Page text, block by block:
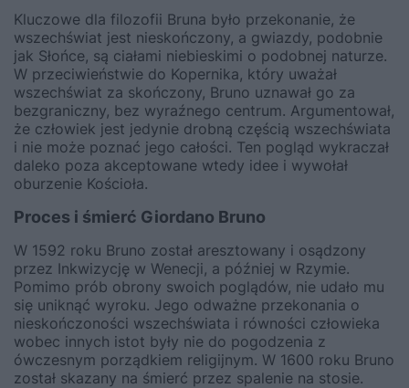
Kluczowe dla filozofii Bruna było przekonanie, że
wszechświat jest nieskończony, a gwiazdy, podobnie
jak Słońce, są ciałami niebieskimi o podobnej naturze.
W przeciwieństwie do Kopernika, który uważał
wszechświat za skończony, Bruno uznawał go za
bezgraniczny, bez wyraźnego centrum. Argumentował,
że człowiek jest jedynie drobną częścią wszechświata
i nie może poznać jego całości. Ten pogląd wykraczał
daleko poza akceptowane wtedy idee i wywołał
oburzenie Kościoła.
Proces i śmierć Giordano Bruno
W 1592 roku Bruno został aresztowany i osądzony
przez Inkwizycję w Wenecji, a później w Rzymie.
Pomimo prób obrony swoich poglądów, nie udało mu
się uniknąć wyroku. Jego odważne przekonania o
nieskończoności wszechświata i równości człowieka
wobec innych istot były nie do pogodzenia z
ówczesnym porządkiem religijnym. W 1600 roku Bruno
został skazany na śmierć przez spalenie na stosie.